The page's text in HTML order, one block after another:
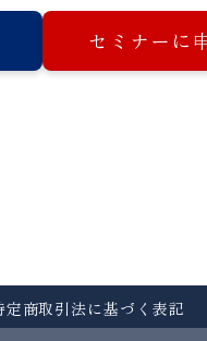
セミナーに
定商取引法に基づく表記